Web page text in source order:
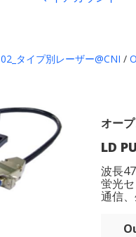
02_タイプ別レーザー@CNI /
オー
LD
波長
蛍光
通信